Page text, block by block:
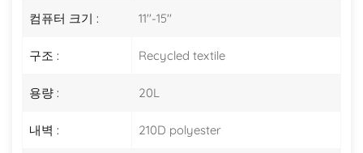
컴퓨터 크기 : 11''-15''
구조 : Recycled textile
용량 : 20L
내벽 : 210D polyester